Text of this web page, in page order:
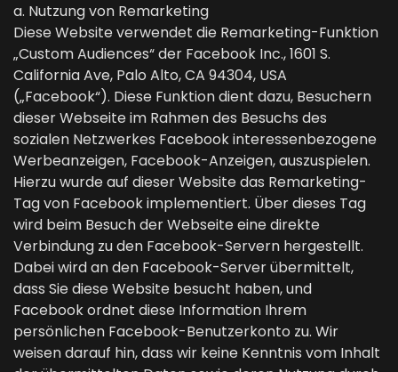
a. Nutzung von Remarketing
Diese Website verwendet die Remarketing-Funktion
„Custom Audiences“ der Facebook Inc., 1601 S.
California Ave, Palo Alto, CA 94304, USA
(„Facebook“). Diese Funktion dient dazu, Besuchern
dieser Webseite im Rahmen des Besuchs des
sozialen Netzwerkes Facebook interessenbezogene
Werbeanzeigen, Facebook-Anzeigen, auszuspielen.
Hierzu wurde auf dieser Website das Remarketing-
Tag von Facebook implementiert. Über dieses Tag
wird beim Besuch der Webseite eine direkte
Verbindung zu den Facebook-Servern hergestellt.
Dabei wird an den Facebook-Server übermittelt,
dass Sie diese Website besucht haben, und
Facebook ordnet diese Information Ihrem
persönlichen Facebook-Benutzerkonto zu. Wir
weisen darauf hin, dass wir keine Kenntnis vom Inhalt